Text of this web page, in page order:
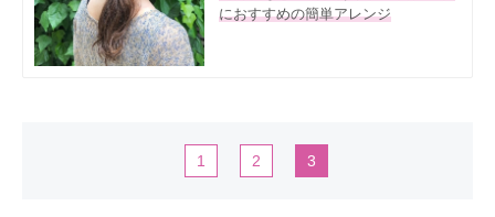
におすすめの簡単アレンジ
1 2 3